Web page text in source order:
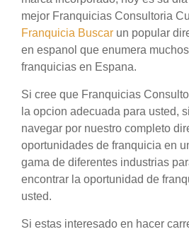
mejor Franquicias Consultoria
Franquicia Buscar un popular
en espanol que enumera
franquicias en Espana.
Si cree que Franquicias
la opcion adecuada para usted,
navegar por nuestro completo
oportunidades de franquicia en
gama de diferentes industrias
encontrar la oportunidad de
usted.
Si estas interesado en hacer